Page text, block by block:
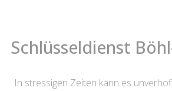
Schlüsseldienst
In stressigen Zeiten kann es